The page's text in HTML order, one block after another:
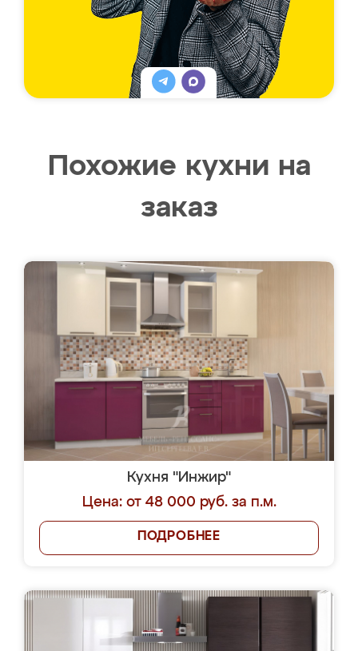
Похожие кухни на
заказ
Кухня "Инжир"
Цена: от 48 000 руб. за п.м.
ПОДРОБНЕЕ